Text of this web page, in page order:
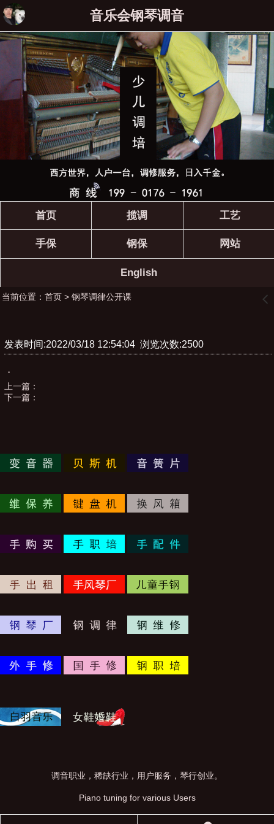
音乐会钢琴调音
首页 揽调 工艺
手保 钢保 网站
English
当前位置： 首页> 钢琴调律公开课 󰊒
发表时间:2022/03/18 12:54:04 浏览次数:2500
.
上一篇：
下一篇：
调音职业，稀缺行业，用户服务，琴行创业。
Piano tuning for various Users